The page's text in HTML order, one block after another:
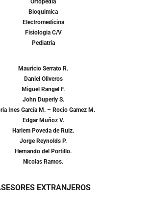
Ortopedia
Bioquimica
Electromedicina
Fisiologia C/V
Pediatria
Mauricio Serrato R.
Daniel Oliveros
Miguel Rangel F.
John Duperly S.
Ines García M. – Rocio Gamez M.
Edgar Muñoz V.
Harlem Poveda de Ruiz.
Jorge Reynolds P.
Hernando del Portillo.
Nicolas Ramos.
EXTRANJEROS